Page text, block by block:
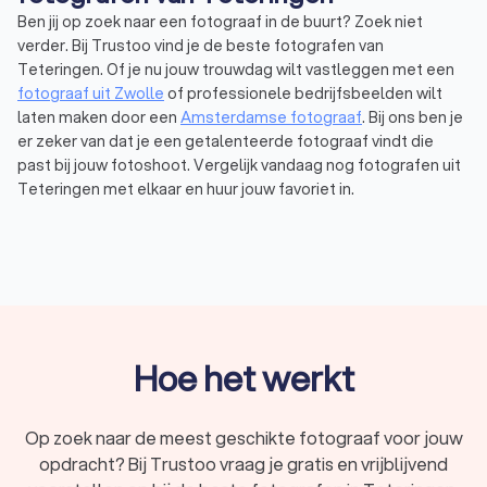
Ben jij op zoek naar een fotograaf in de buurt? Zoek niet
verder. Bij Trustoo vind je de beste fotografen van
Teteringen. Of je nu jouw trouwdag wilt vastleggen met een
fotograaf uit Zwolle of professionele bedrijfsbeelden wilt
laten maken door een Amsterdamse fotograaf. Bij ons ben je
er zeker van dat je een getalenteerde fotograaf vindt die
past bij jouw fotoshoot. Vergelijk vandaag nog fotografen uit
Teteringen met elkaar en huur jouw favoriet in.
moet je denken aan een fotocamera, studiolampen, statieven
en verschillende lenzen. Daarnaast gebruikt een fotograaf
Door de juiste belichting, compositie en nabewerking
ontstaan er betekenisvolle beelden.
Hoe het werkt
Op zoek naar de meest geschikte fotograaf voor jouw
opdracht? Bij Trustoo vraag je gratis en vrijblijvend